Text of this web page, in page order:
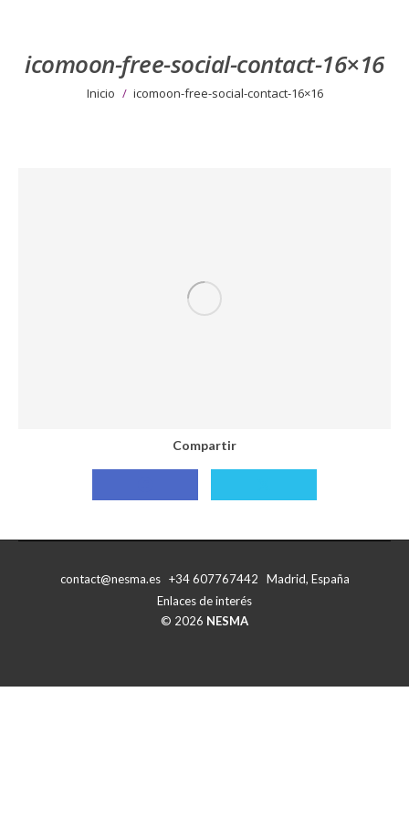
icomoon-free-social-contact-16×16
Estás aquí:
Inicio icomoon-free-social-contact-16×16
Compartir
Compartir
Compartir
contact@nesma.es +34 607767442 Madrid, España
Enlaces de interés
© 2026 NESMA